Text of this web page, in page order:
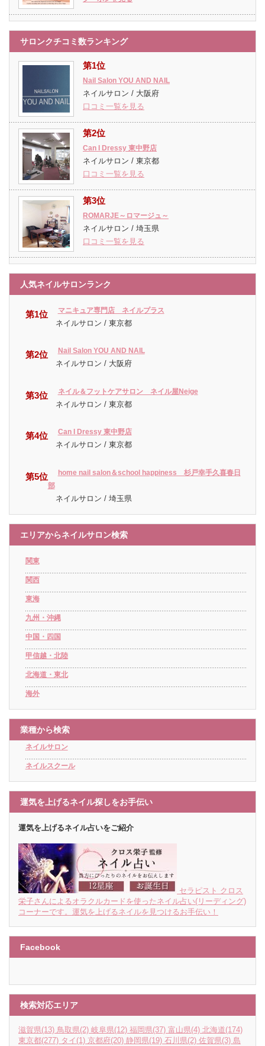
サロンクチコミ数ランキング
第1位
Nail Salon YOU AND NAIL
ネイルサロン / 大阪府
口コミ一覧を見る
第2位
Can I Dressy 東中野店
ネイルサロン / 東京都
口コミ一覧を見る
第3位
ROMARJE～ロマージュ～
ネイルサロン / 埼玉県
口コミ一覧を見る
人気ネイルサロンランク
第1位 マニキュア専門店 ネイルプラス
ネイルサロン / 東京都
第2位 Nail Salon YOU AND NAIL
ネイルサロン / 大阪府
第3位 ネイル＆フットケアサロン ネイル屋Neige
ネイルサロン / 東京都
第4位 Can I Dressy 東中野店
ネイルサロン / 東京都
第5位
home nail salon＆school happiness 杉戸幸手久喜春日
部
ネイルサロン / 埼玉県
エリアからネイルサロン検索
関東
関西
東海
九州・沖縄
中国・四国
甲信越・北陸
北海道・東北
海外
業種から検索
ネイルサロン
ネイルスクール
運気を上げるネイル探しをお手伝い
運気を上げるネイル占いをご紹介
セラピスト クロス
栄子さんによるオラクルカードを使ったネイル占い(リーディング)
コーナーです。運気を上げるネイルを見つけるお手伝い！
Facebook
検索対応エリア
滋賀県(13) 鳥取県(2) 岐阜県(12) 福岡県(37) 富山県(4) 北海道(174)
東京都(277) タイ (1) 京都府(20) 静岡県(19) 石川県(2) 佐賀県(3) 島